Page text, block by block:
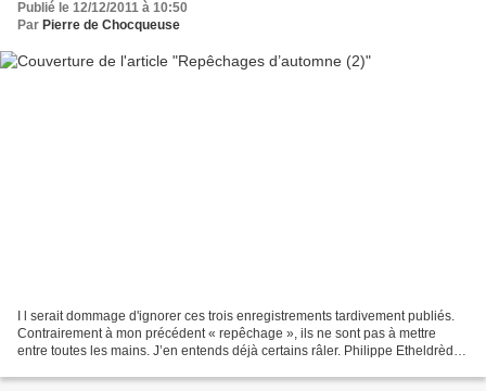
Publié le 12/12/2011 à 10:50
Par Pierre de Chocqueuse
I l serait dommage d'ignorer ces trois enregistrements tardivement publiés.
Contrairement à mon précédent « repêchage », ils ne sont pas à mettre
entre toutes les mains. J’en entends déjà certains râler. Philippe Etheldrède